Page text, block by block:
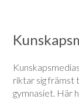
riktar sig främst
gymnasiet. Här